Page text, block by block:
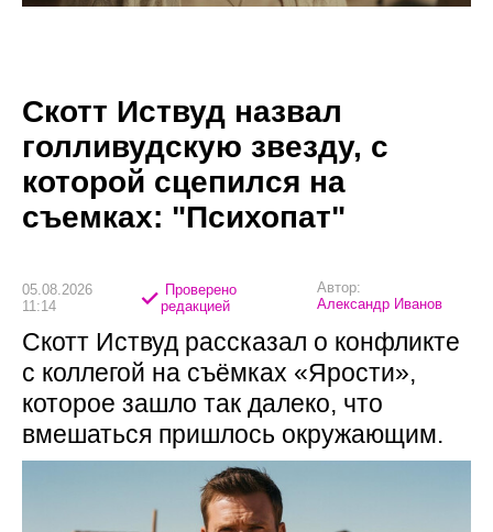
Скотт Иствуд назвал
голливудскую звезду, с
которой сцепился на
съемках: "Психопат"
05.08.2026
11:14
Проверено
редакцией
Автор:
Александр Иванов
Скотт Иствуд рассказал о конфликте
с коллегой на съёмках «Ярости»,
которое зашло так далеко, что
вмешаться пришлось окружающим.